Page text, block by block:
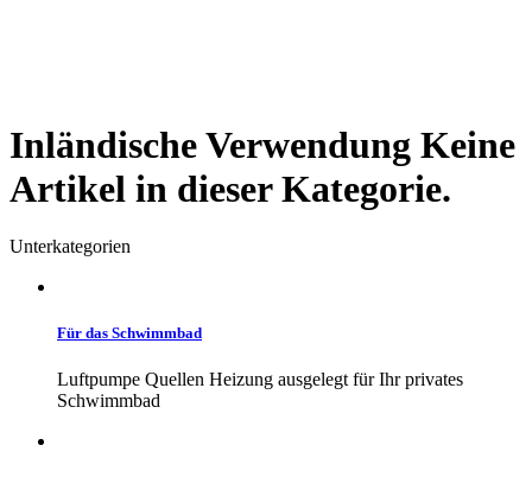
Inländische Verwendung Keine
Artikel in dieser Kategorie.
Unterkategorien
Für das Schwimmbad
Luftpumpe Quellen Heizung ausgelegt für Ihr privates
Schwimmbad